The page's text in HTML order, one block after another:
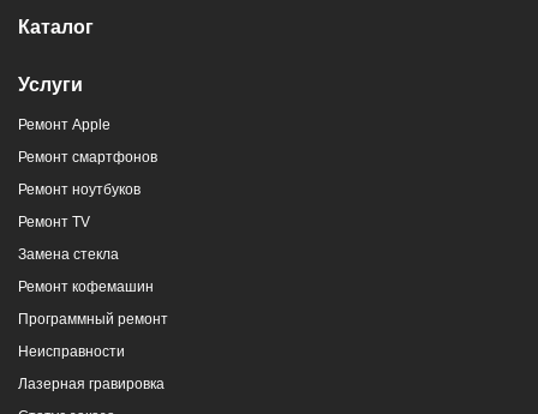
Каталог
Услуги
Ремонт Apple
Ремонт смартфонов
Ремонт ноутбуков
Ремонт TV
Замена стекла
Ремонт кофемашин
Программный ремонт
Неисправности
Лазерная гравировка